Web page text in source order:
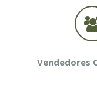
Vendedores
BANDBRINDES NA MÍDIA
Contamos com mais de